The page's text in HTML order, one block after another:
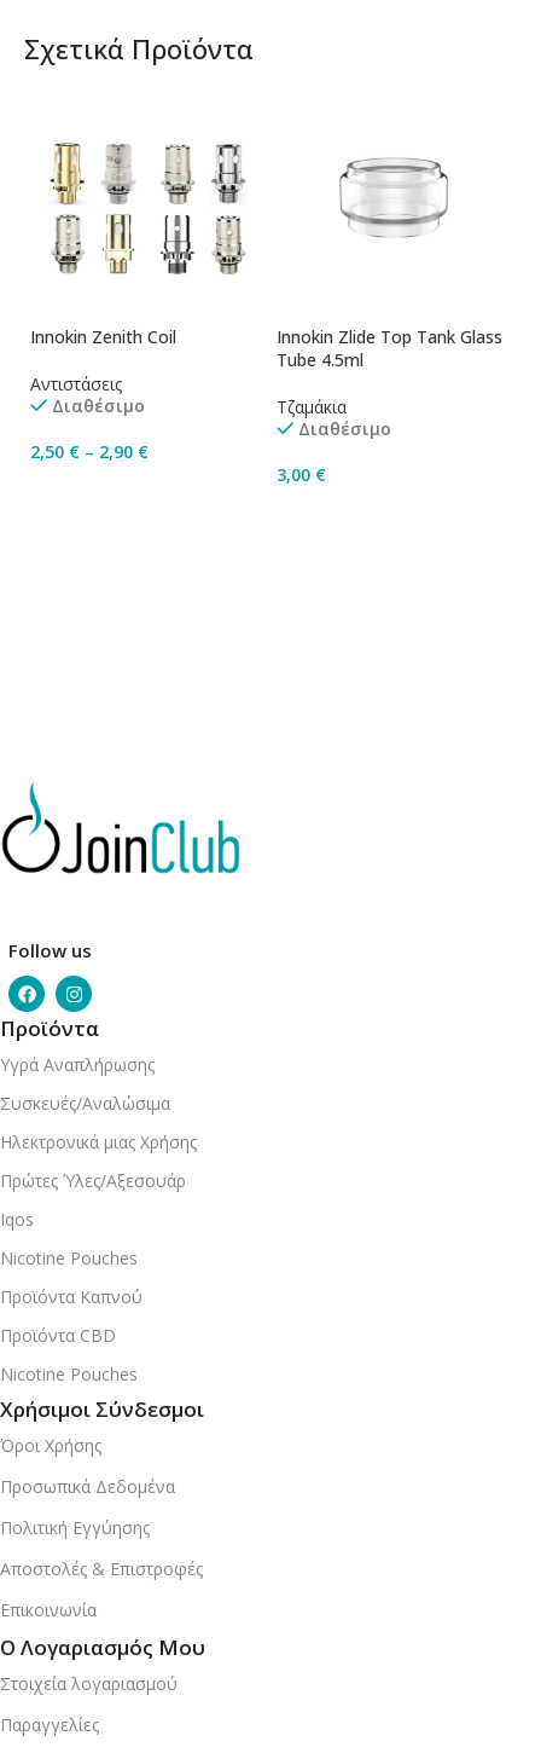
Σχετικά Προϊόντα
Innokin Zenith Coil
Αντιστάσεις
Διαθέσιμο
2,50 € – 2,90 €
Innokin Zlide Top Tank Glass
Tube 4.5ml
Τζαμάκια
Διαθέσιμο
3,00 €
Follow us
Προϊόντα
Υγρά Αναπλήρωσης
Συσκευές/Αναλώσιμα
Ηλεκτρονικά μιας Χρήσης
Πρώτες Ύλες/Αξεσουάρ
Iqos
Nicotine Pouches
Προϊόντα Καπνού
Προϊόντα CBD
Nicotine Pouches
Χρήσιμοι Σύνδεσμοι
Όροι Χρήσης
Προσωπικά Δεδομένα
Πολιτική Εγγύησης
Αποστολές & Επιστροφές
Επικοινωνία
Ο Λογαριασμός Μου
Στοιχεία λογαριασμού
Παραγγελίες